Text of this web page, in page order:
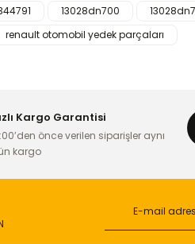
konularda yetersiz gördüğünüz
13028dn700
renault otomobil yedek parçaları
Kargo Garantisi
önce verilen siparişler aynı
kargo